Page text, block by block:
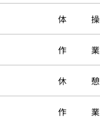
体 操
作 業
休 憩
作 業